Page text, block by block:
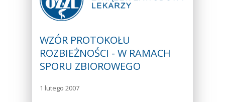
WZÓR PROTOKOŁU
ROZBIEŻNOŚCI - W RAMACH
SPORU ZBIOROWEGO
1 lutego 2007